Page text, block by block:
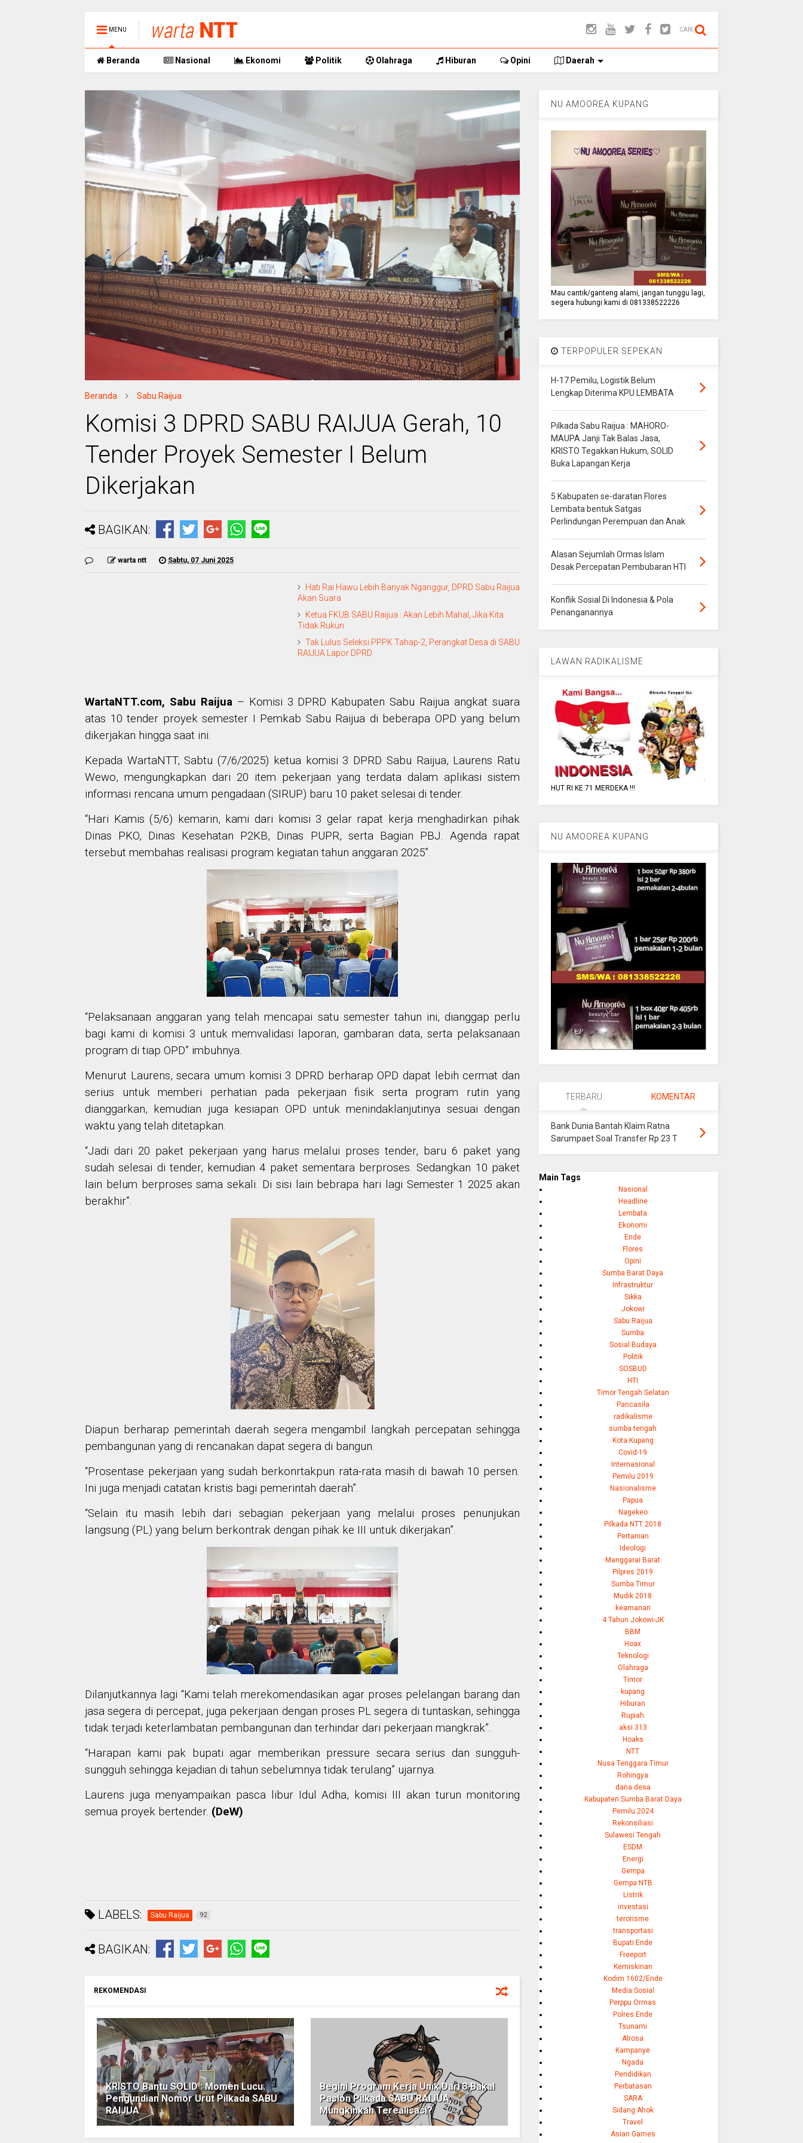
MENU CARI
Beranda Nasional Ekonomi Politik Olahraga Hiburan Opini Daerah
Beranda Sabu Raijua
Komisi 3 DPRD SABU RAIJUA Gerah, 10
Tender Proyek Semester I Belum
Dikerjakan
BAGIKAN:
warta ntt Sabtu, 07 Juni 2025
Hati Rai Hawu Lebih Banyak Nganggur, DPRD Sabu Raijua
Akan Suara
Ketua FKUB SABU Raijua : Akan Lebih Mahal, Jika Kita
Tidak Rukun
Tak Lulus Seleksi PPPK Tahap-2, Perangkat Desa di SABU
RAIJUA Lapor DPRD
WartaNTT.com, Sabu Raijua– Komisi 3 DPRD Kabupaten Sabu Raijua angkat suara
atas 10 tender proyek semester I Pemkab Sabu Raijua di beberapa OPD yang belum
dikerjakan hingga saat ini.
Kepada WartaNTT, Sabtu (7/6/2025) ketua komisi 3 DPRD Sabu Raijua, Laurens Ratu
Wewo, mengungkapkan dari 20 item pekerjaan yang terdata dalam aplikasi sistem
informasi rencana umum pengadaan (SIRUP) baru 10 paket selesai di tender.
“Hari Kamis (5/6) kemarin, kami dari komisi 3 gelar rapat kerja menghadirkan pihak
Dinas PKO, Dinas Kesehatan P2KB, Dinas PUPR, serta Bagian PBJ. Agenda rapat
tersebut membahas realisasi program kegiatan tahun anggaran 2025”.
“Pelaksanaan anggaran yang telah mencapai satu semester tahun ini, dianggap perlu
bagi kami di komisi 3 untuk memvalidasi laporan, gambaran data, serta pelaksanaan
program di tiap OPD” imbuhnya.
Menurut Laurens, secara umum komisi 3 DPRD berharap OPD dapat lebih cermat dan
serius untuk memberi perhatian pada pekerjaan fisik serta program rutin yang
dianggarkan, kemudian juga kesiapan OPD untuk menindaklanjutinya sesuai dengan
waktu yang telah ditetapkan.
“Jadi dari 20 paket pekerjaan yang harus melalui proses tender, baru 6 paket yang
sudah selesai di tender, kemudian 4 paket sementara berproses. Sedangkan 10 paket
lain belum berproses sama sekali. Di sisi lain bebrapa hari lagi Semester 1 2025 akan
berakhir”.
Diapun berharap pemerintah daerah segera mengambil langkah percepatan sehingga
pembangunan yang di rencanakan dapat segera di bangun.
“Prosentase pekerjaan yang sudah berkonrtakpun rata-rata masih di bawah 10 persen.
Ini juga menjadi catatan kristis bagi pemerintah daerah”.
“Selain itu masih lebih dari sebagian pekerjaan yang melalui proses penunjukan
langsung (PL) yang belum berkontrak dengan pihak ke III untuk dikerjakan”.
Dilanjutkannya lagi “Kami telah merekomendasikan agar proses pelelangan barang dan
jasa segera di percepat, juga pekerjaan dengan proses PL segera di tuntaskan, sehingga
tidak terjadi keterlambatan pembangunan dan terhindar dari pekerjaan mangkrak”.
“Harapan kami pak bupati agar memberikan pressure secara serius dan sungguh-
sungguh sehingga kejadian di tahun sebelumnya tidak terulang” ujarnya.
Laurens juga menyampaikan pasca libur Idul Adha, komisi III akan turun monitoring
semua proyek bertender. (DeW)
LABELS: Sabu Raijua 92
BAGIKAN:
REKOMENDASI
KRISTO Bantu SOLID : Momen Lucu
Pengundian Nomor Urut Pilkada SABU
RAIJUA
Begini Program Kerja Unik Dari 3 Bakal
Paslon Pilkada SABU RAIJUA,
Mungkinkah Terealisasi?
NU AMOOREA KUPANG
Mau cantik/ganteng alami, jangan tunggu lagi,
segera hubungi kami di 081338522226
TERPOPULER SEPEKAN
H-17 Pemilu, Logistik Belum
Lengkap Diterima KPU LEMBATA
Pilkada Sabu Raijua : MAHORO-
MAUPA Janji Tak Balas Jasa,
KRISTO Tegakkan Hukum, SOLID
Buka Lapangan Kerja
5 Kabupaten se-daratan Flores
Lembata bentuk Satgas
Perlindungan Perempuan dan Anak
Alasan Sejumlah Ormas Islam
Desak Percepatan Pembubaran HTI
Konflik Sosial Di Indonesia & Pola
Penanganannya
LAWAN RADIKALISME
HUT RI KE 71 MERDEKA !!!
NU AMOOREA KUPANG
TERBARU KOMENTAR
Bank Dunia Bantah Klaim Ratna
Sarumpaet Soal Transfer Rp 23 T
Main Tags
Nasional
Headline
Lembata
Ekonomi
Ende
Flores
Opini
Sumba Barat Daya
Infrastruktur
Sikka
Jokowi
Sabu Raijua
Sumba
Sosial Budaya
Politik
SOSBUD
HTI
Timor Tengah Selatan
Pancasila
radikalisme
sumba tengah
Kota Kupang
Covid-19
Internasional
Pemilu 2019
Nasionalisme
Papua
Nagekeo
Pilkada NTT 2018
Pertanian
Ideologi
Manggarai Barat
Pilpres 2019
Sumba Timur
Mudik 2018
keamanan
4 Tahun Jokowi-JK
BBM
Hoax
Teknologi
Olahraga
Timor
kupang
Hiburan
Rupiah
aksi 313
Hoaks
NTT
Nusa Tenggara Timur
Rohingya
dana desa
Kabupaten Sumba Barat Daya
Pemilu 2024
Rekonsiliasi
Sulawesi Tengah
ESDM
Energi
Gempa
Gempa NTB
Listrik
investasi
terorisme
transportasi
Bupati Ende
Freeport
Kemiskinan
Kodim 1602/Ende
Media Sosial
Perppu Ormas
Polres Ende
Tsunami
Alrosa
Kampanye
Ngada
Pendidikan
Perbatasan
SARA
Sidang Ahok
Travel
Asian Games